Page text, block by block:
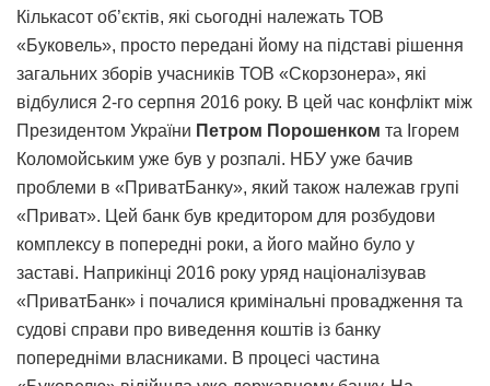
Кількасот об’єктів, які сьогодні належать ТОВ
«Буковель», просто передані йому на підставі рішення
загальних зборів учасників ТОВ «Скорзонера», які
відбулися 2-го серпня 2016 року. В цей час конфлікт між
Президентом України Петром Порошенком та Ігорем
Коломойським уже був у розпалі. НБУ уже бачив
проблеми в «ПриватБанку», який також належав групі
«Приват». Цей банк був кредитором для розбудови
комплексу в попередні роки, а його майно було у
заставі. Наприкінці 2016 року уряд націоналізував
«ПриватБанк» і почалися кримінальні провадження та
судові справи про виведення коштів із банку
попередніми власниками. В процесі частина